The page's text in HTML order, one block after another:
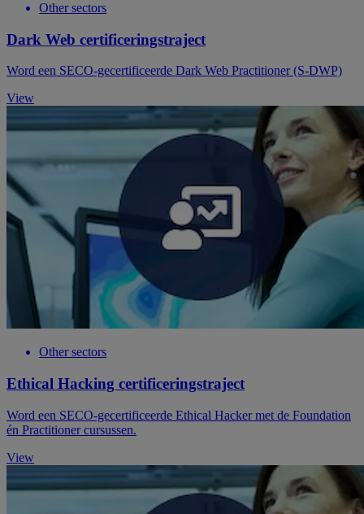
Other sectors
Dark Web certificeringstraject
Word een SECO-gecertificeerde Dark Web Practitioner (S-DWP)
View
Other sectors
Ethical Hacking certificeringstraject
Word een SECO-gecertificeerde Ethical Hacker met de Foundation
én Practitioner cursussen.
View